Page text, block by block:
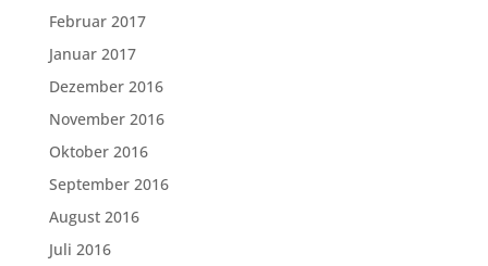
Februar 2017
Januar 2017
Dezember 2016
November 2016
Oktober 2016
September 2016
August 2016
Juli 2016